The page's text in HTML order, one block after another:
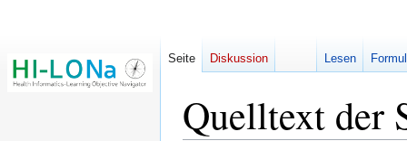
Quelltext der
Seite Diskussion Lesen